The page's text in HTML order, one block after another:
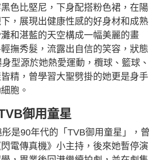
色比堅尼，下身配搭粉色裙，在陽
，展現出健康性感的好身材和成熟
和湛藍的天空構成一幅美麗的畫
撫秀髮，流露出自信的笑容，狀態
型源於她熱愛運動，欖球、籃球、
精，曾學習大聖劈掛的她更是身手
胞。
御用童星
是90年代的「TVB御用童星」，曾
電傳真機》小主持，後來她暫停演